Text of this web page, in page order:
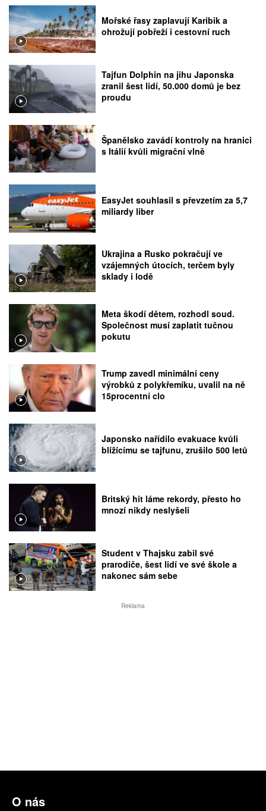
Mořské řasy zaplavují Karibik a
ohrožují pobřeží i cestovní ruch
Tajfun Dolphin na jihu Japonska
zranil šest lidí, 50.000 domů je bez
proudu
Španělsko zavádí kontroly na hranici
s Itálií kvůli migrační vlně
EasyJet souhlasil s převzetím za 5,7
miliardy liber
Ukrajina a Rusko pokračují ve
vzájemných útocích, terčem byly
sklady i lodě
Meta škodí dětem, rozhodl soud.
Společnost musí zaplatit tučnou
pokutu
Trump zavedl minimální ceny
výrobků z polykřemíku, uvalil na ně
15procentní clo
Japonsko nařídilo evakuace kvůli
blížícímu se tajfunu, zrušilo 500 letů
Britský hit láme rekordy, přesto ho
mnozí nikdy neslyšeli
Student v Thajsku zabil své
prarodiče, šest lidí ve své škole a
nakonec sám sebe
Reklama
O nás